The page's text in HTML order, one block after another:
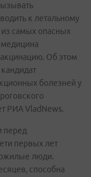
к летальному
из самых опасных
Об этом
болезней у
РИА VladNews.
перед
первых лет
люди.
способна